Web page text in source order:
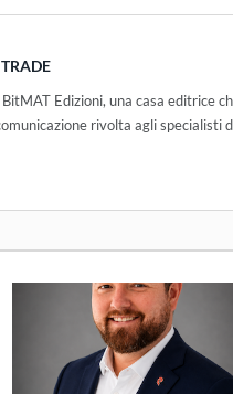
Edizioni, una casa editrice
rivolta agli specialisti